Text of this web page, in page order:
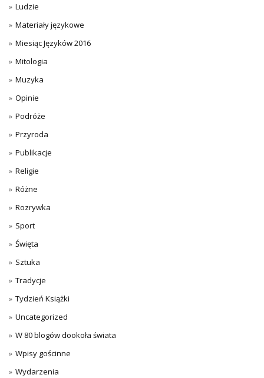
Ludzie
Materiały językowe
Miesiąc Języków 2016
Mitologia
Muzyka
Opinie
Podróże
Przyroda
Publikacje
Religie
Różne
Rozrywka
Sport
Święta
Sztuka
Tradycje
Tydzień Książki
Uncategorized
W 80 blogów dookoła świata
Wpisy gościnne
Wydarzenia